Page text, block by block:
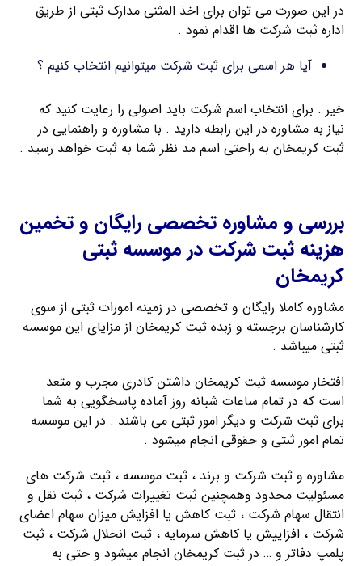
در این صورت می توان برای اخذ المثنی مدارک ثبتی از طریق
اداره ثبت شرکت ها اقدام نمود .
آیا هر اسمی برای ثبت شرکت میتوانیم انتخاب کنیم ؟
خیر . برای انتخاب اسم شرکت باید اصولی را رعایت کنید که
نیاز به مشاوره در این رابطه دارید . با مشاوره و راهنمایی در
ثبت کریمخان به راحتی اسم مد نظر شما به ثبت خواهد رسید .
بررسی و مشاوره تخصصی رایگان و تخمین
هزینه ثبت شرکت در موسسه ثبتی
کریمخان
مشاوره کاملا رایگان و تخصصی در زمینه امورات ثبتی از سوی
کارشناسان برجسته و زبده ثبت کریمخان از مزایای این موسسه
ثبتی میباشد .
افتخار موسسه ثبت کریمخان داشتن کادری مجرب و متعد
است که در تمام ساعات شبانه روز آماده پاسخگویی به شما
برای ثبت شرکت و دیگر امور ثبتی می باشند . در این موسسه
تمام امور ثبتی و حقوقی انجام میشود .
مشاوره و ثبت شرکت و برند ، ثبت موسسه ، ثبت شرکت های
مسئولیت محدود وهمچنین ثبت تغییرات شرکت ، ثبت نقل و
انتقال سهام شرکت ، ثبت کاهش یا افزایش میزان سهام اعضای
شرکت ، افزاییش یا کاهش سرمایه ، ثبت انحلال شرکت ، ثبت
پلمپ دفاتر و … در ثبت کریمخان انجام میشود و حتی به